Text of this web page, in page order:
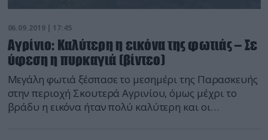
06.09.2019 | 17:45
Aγρίνιο: Καλύτερη η εικόνα της φωτιάς – Σε
ύφεση η πυρκαγιά (βίντεο)
Μεγάλη φωτιά ξέσπασε το μεσημέρι της Παρασκευής
στην περιοχή Σκουτερά Αγρινίου, όμως μέχρι το
βράδυ η εικόνα ήταν πολύ καλύτερη και οι